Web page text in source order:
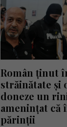
Român ținut
străinătate și
doneze un
amenințat că
părinții